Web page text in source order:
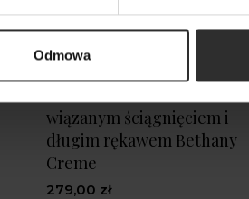
Odmowa
wiązanym ściągnięciem i
długim rękawem Bethany
Creme
279,00 zł